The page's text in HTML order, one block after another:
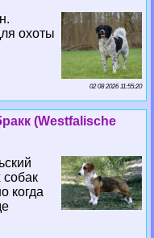
охоты
02 08 2026 11:55:20
(Westfalische
собак
когда